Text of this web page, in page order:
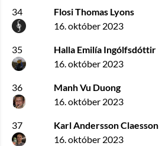
34
Flosi Thomas Lyons
16. október 2023
35
Halla Emilía Ingólfsdóttir
16. október 2023
36
Manh Vu Duong
16. október 2023
37
Karl Andersson Claesson
16. október 2023